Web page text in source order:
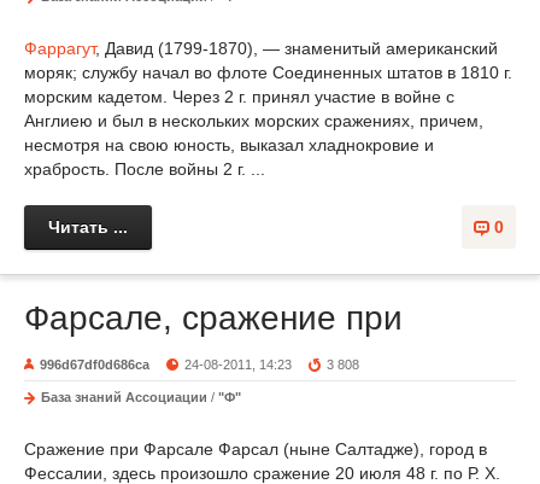
Фаррагут, Давид (1799-1870), — знаменитый американский
моряк; службу начал во флоте Соединенных штатов в 1810 г.
морским кадетом. Через 2 г. принял участие в войне с
Англиею и был в нескольких морских сражениях, причем,
несмотря на свою юность, выказал хладнокровие и
храбрость. После войны 2 г. ...
0
Читать ...
Фарсале, сражение при
996d67df0d686ca 24-08-2011, 14:23 3 808
База знаний Ассоциации / "Ф"
Сражение при Фарсале Фарсал (ныне Салтадже), город в
Фессалии, здесь произошло сражение 20 июля 48 г. по Р. X.